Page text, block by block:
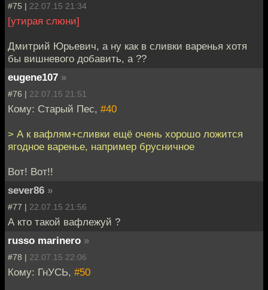
#75 | 22.07.15 21:34
[утирая слюни]
Дмитрий Юрьевич, а ну как в сливки варенья хотя
бы вишневого добавить, а ??
eugene107 »
#76 | 22.07.15 21:51
Кому: Старый Пес, #40
> А к вафлям+сливки ещё очень хорошо ложится
ягодное варенье, например брусничное
Вот! Вот!!
sever86 »
#77 | 22.07.15 21:56
А кто такой вафлежуй ?
russo marinero »
#78 | 22.07.15 22:06
Кому: ГнУСЬ, #50